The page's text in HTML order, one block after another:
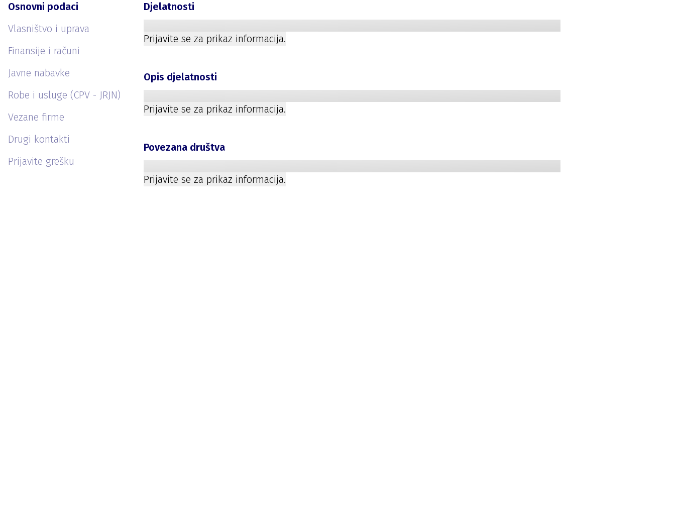
Osnovni podaci
Vlasništvo i uprava
Finansije i računi
Javne nabavke
Robe i usluge (CPV - JRJN)
Vezane firme
Drugi kontakti
Prijavite grešku
Djelatnosti
Prijavite se za prikaz informacija.
Opis djelatnosti
Prijavite se za prikaz informacija.
Povezana društva
Prijavite se za prikaz informacija.